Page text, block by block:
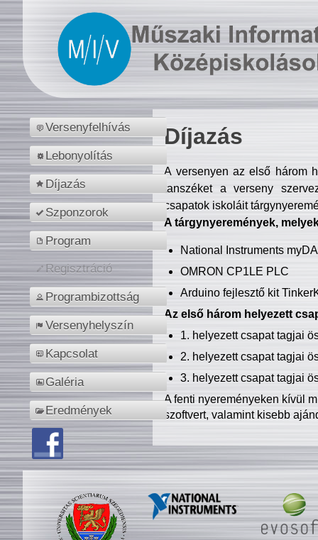
Versenyfelhívás
Lebonyolítás
Díjazás
Szponzorok
Program
Regisztráció
Programbizottság
Versenyhelyszín
Kapcsolat
Galéria
Eredmények
Díjazás
A versenyen az első három
tanszéket a verseny
csapatok iskoláit
A tárgynyeremények,
National Instruments
OMRON CP1LE PLC
Arduino fejlesztő kit
Az első három helyezett
1. helyezett csapat tagjai
2. helyezett csapat tagjai
3. helyezett csapat tagjai
A fenti nyereményeken kívül
szoftvert, valamint kisebb